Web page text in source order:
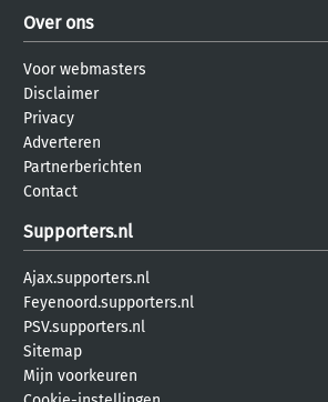
Over ons
Voor webmasters
Disclaimer
Privacy
Adverteren
Partnerberichten
Contact
Supporters.nl
Ajax.supporters.nl
Feyenoord.supporters.nl
PSV.supporters.nl
Sitemap
Mijn voorkeuren